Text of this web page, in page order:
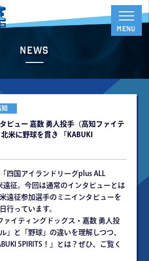
News
知
ビュー 嘉数 勇人投手（高知ファイテ
米に野球を貫き 「KABUKI
四国アイランドリーグplus ALL
遠征。今回は通常のインタビューとは
遠征参加選手のミニインタビューを
行っています。
ァイティングドッグス・嘉数 勇人投
」と「野球」の違いを理解しつつ、
SPIRITS！」とは？ぜひ、ご覧く